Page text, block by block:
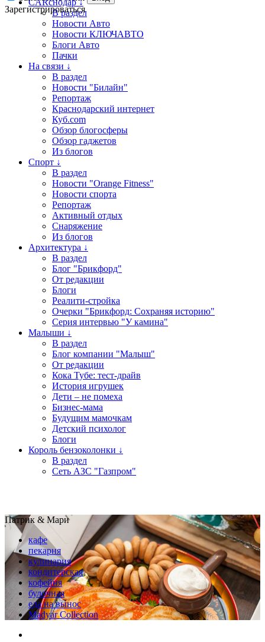
Зарегистрироваться
CARснодар ↓
В раздел
Новости Авто
Новости КЛЮЧАВТО
Блоги Авто
Пачки
На связи ↓
В раздел
Новости "Билайн"
Репортаж
Краснодарский интернет
Куб.com
Обзор блогосферы
Обзор гаджетов
Из блогов
Спорт ↓
В раздел
Новости "Orange Fitness"
Новости спорта
Репортаж
Активный отдых
Снаряжение
Из блогов
Архитектура ↓
В раздел
Блог "Брикфорд"
От редакции
Блоги
Реалити-стройка
Очерки "Брикфорд: Сохраняя историю"
Серия интервью "У камина"
Малыши ↓
В раздел
Блог компании "Малыш"
От редакции
Кока Тубе: тест-драйв
История игрушек
Дети – не помеха
Бизнес-мама
Будущим мамочкам
Детский психолог
Блоги
Король бензоколонки ↓
В раздел
Сеть АЗС "Газпром"
Патрик & Мари
кафе
пекарня
кулинария
кондитерская
кофейня
булочная
еда на вынос
Madyar Collection